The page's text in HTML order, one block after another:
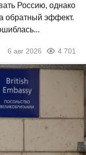
Россию, однако
обратный эффект.
6 авг 2026 4 701